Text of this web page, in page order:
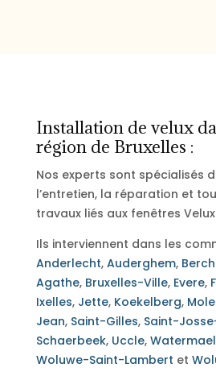
Installation de velux
région de Bruxelles :
Nos experts sont spécialisés
l’entretien, la réparation et
travaux liés aux fenêtres
Ils interviennent dans les
Anderlecht, Auderghem,
Agathe, Bruxelles-Ville, Evere,
Ixelles, Jette, Koekelberg,
Jean, Saint-Gilles, Saint-
Schaerbeek, Uccle,
Woluwe-Saint-Lambert et